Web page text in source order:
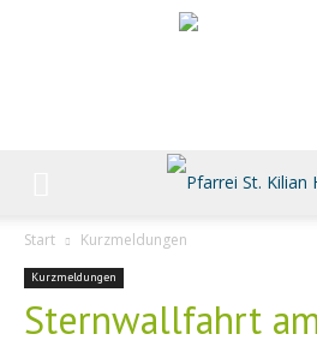
Start Kurzmeldungen
Kurzmeldungen
Sternwallfahrt